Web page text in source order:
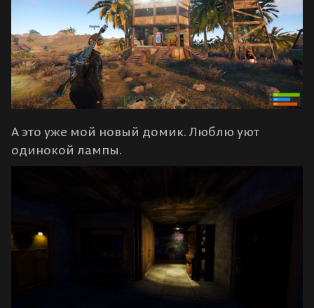
А это уже мой новый домик. Люблю уют
одинокой лампы.